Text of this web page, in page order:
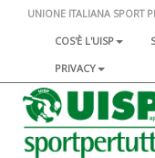
UNIONE ITALIANA SPORT
COS'È L'UISP
PRIVACY